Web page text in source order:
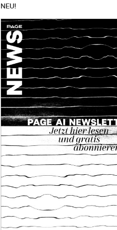
NEU!